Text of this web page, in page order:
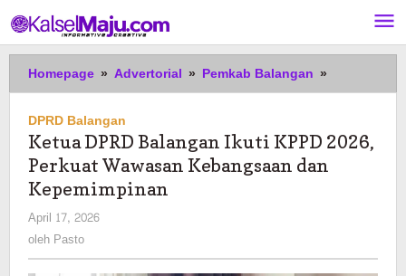
ke
konten
Homepage » Advertorial » Pemkab Balangan »
DPRD
Ikuti
KPPD
DPRD Balangan
Ketua DPRD Balangan Ikuti KPPD 2026,
Perkuat Wawasan Kebangsaan dan
Kepemimpinan
April 17, 2026
oleh Pasto